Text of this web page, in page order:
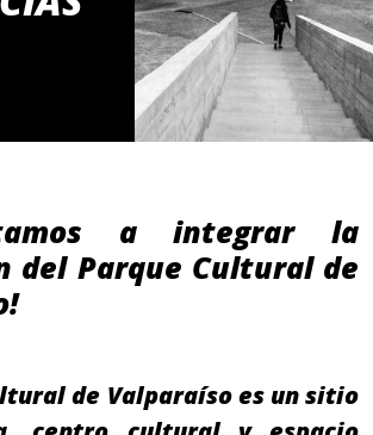
a integrar la
del Parque Cultural de
de Valparaíso es un sitio